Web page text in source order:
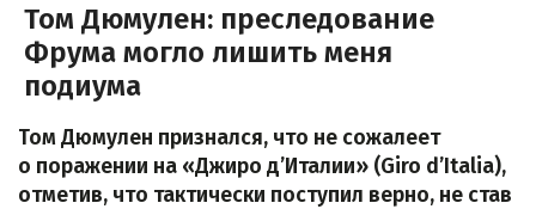
Том Дюмулен: преследование
Фрума могло лишить меня
подиума
Том Дюмулен признался, что не сожалеет
о поражении на «Джиро д’Италии» (Giro d’Italia),
отметив, что тактически поступил верно, не став